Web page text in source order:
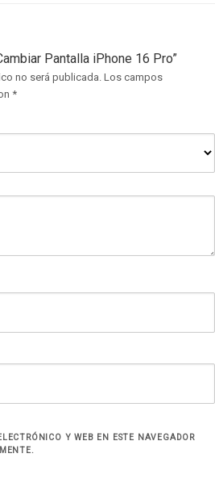
Pantalla iPhone 16 Pro”
no será publicada. Los campos
*
Y WEB EN ESTE NAVEGADOR